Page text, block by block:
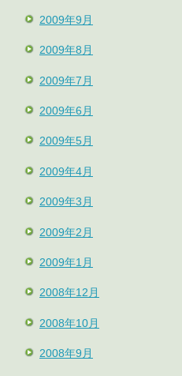
2009年9月
2009年8月
2009年7月
2009年6月
2009年5月
2009年4月
2009年3月
2009年2月
2009年1月
2008年12月
2008年10月
2008年9月